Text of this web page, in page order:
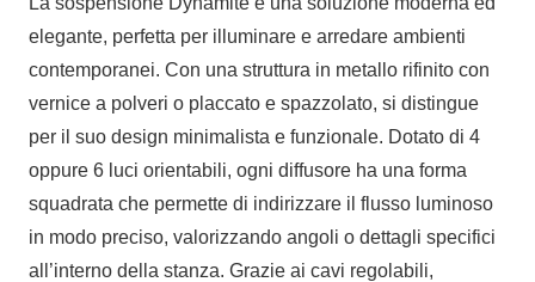
elegante, perfetta per illuminare e arredare ambienti
contemporanei. Con una struttura in metallo rifinito con
vernice a polveri o placcato e spazzolato, si distingue
per il suo design minimalista e funzionale. Dotato di 4
oppure 6 luci orientabili, ogni diffusore ha una forma
squadrata che permette di indirizzare il flusso luminoso
in modo preciso, valorizzando angoli o dettagli specifici
all’interno della stanza. Grazie ai cavi regolabili,